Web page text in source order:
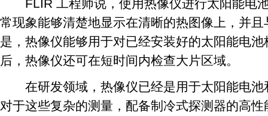
FLIR 工程师说，使用热像仪进行太阳能电
常现象能够清楚地显示在清晰的热图像上，并
是，热像仪能够用于对已经安装好的太阳能电
后，热像仪还可在短时间内检查大片区域。
在研发领域，热像仪已经是用于太阳能电池
对于这些复杂的测量，配备制冷式探测器的高